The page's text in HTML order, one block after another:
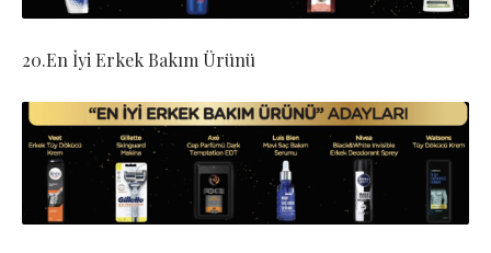
20.En İyi Erkek Bakım Ürünü